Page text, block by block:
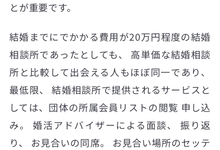
とが重要です。
結婚までにでかかる費用が20万円程度の結婚
相談所であったとしても、 高単価な結婚相談
所と比較して出会える人もほぼ同一であり、
最低限、 結婚相談所で提供されるサービスと
しては、団体の所属会員リストの閲覧 申し込
み。 婚活アドバイザーによる面談、 振り返
り、 お見合いの同席。 お見合い場所のセッテ